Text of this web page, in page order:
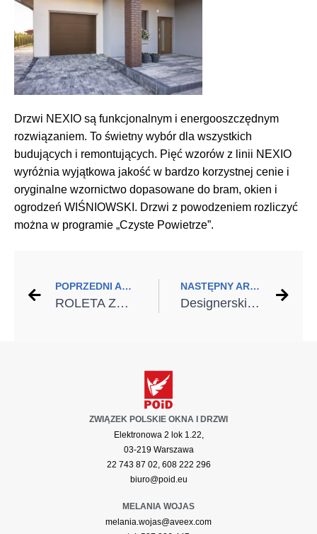
Drzwi NEXIO są funkcjonalnym i energooszczędnym
rozwiązaniem. To świetny wybór dla wszystkich
budujących i remontujących. Pięć wzorów z linii NEXIO
wyróżnia wyjątkowa jakość w bardzo korzystnej cenie i
oryginalne wzornictwo dopasowane do bram, okien i
ogrodzeń WIŚNIOWSKI. Drzwi z powodzeniem rozliczyć
można w programie „Czyste Powietrze”.
POPRZEDNI ARTYKUŁ
ROLETA ZEWNĘTRZNA na okna dachowe
NASTĘPNY ARTYKUŁ
Designerskie drzwi do domu
ZWIĄZEK POLSKIE OKNA I DRZWI
Elektronowa 2 lok 1.22,
03-219 Warszawa
22 743 87 02, 608 222 296
biuro@poid.eu
MELANIA WOJAS
melania.wojas@aveex.com